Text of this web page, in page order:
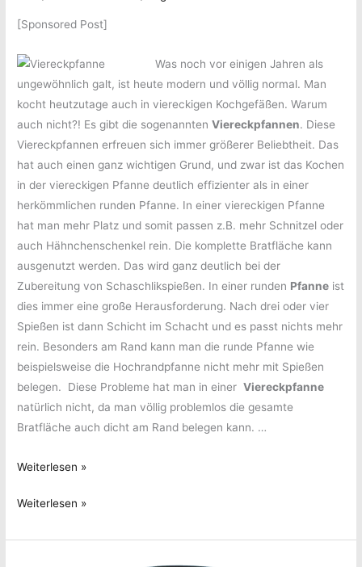
[Sponsored Post]
Was noch vor einigen Jahren als
ungewöhnlich galt, ist heute modern und völlig normal. Man
kocht heutzutage auch in viereckigen Kochgefäßen. Warum
auch nicht?! Es gibt die sogenanntenViereckpfannen. Diese
Viereckpfannen erfreuen sich immer größerer Beliebtheit. Das
hat auch einen ganz wichtigen Grund, und zwar ist das Kochen
in der viereckigen Pfanne deutlich effizienter als in einer
herkömmlichen runden Pfanne. In einer viereckigen Pfanne
hat man mehr Platz und somit passen z.B. mehr Schnitzel oder
auch Hähnchenschenkel rein. Die komplette Bratfläche kann
ausgenutzt werden. Das wird ganz deutlich bei der
Zubereitung von Schaschlikspießen. In einer runden Pfanne ist
dies immer eine große Herausforderung. Nach drei oder vier
Spießen ist dann Schicht im Schacht und es passt nichts mehr
rein. Besonders am Rand kann man die runde Pfanne wie
beispielsweise die Hochrandpfanne nicht mehr mit Spießen
belegen. Diese Probleme hat man in einerViereckpfanne
natürlich nicht, da man völlig problemlos die gesamte
Bratfläche auch dicht am Rand belegen kann. …
Heute
man
Weiterlesen »
Heute
man
Weiterlesen »